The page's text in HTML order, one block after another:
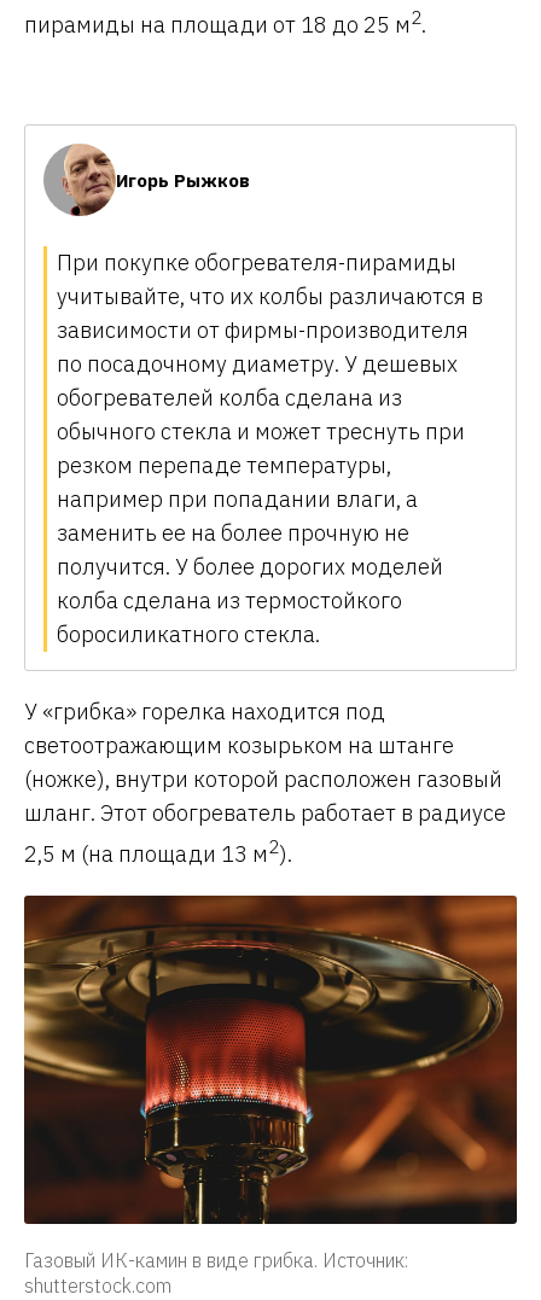
пирамиды на площади от 18 до 25 м2.
Игорь Рыжков
При покупке обогревателя-пирамиды
учитывайте, что их колбы различаются в
зависимости от фирмы-производителя
по посадочному диаметру. У дешевых
обогревателей колба сделана из
обычного стекла и может треснуть при
резком перепаде температуры,
например при попадании влаги, а
заменить ее на более прочную не
получится. У более дорогих моделей
колба сделана из термостойкого
боросиликатного стекла.
У «грибка» горелка находится под
светоотражающим козырьком на штанге
(ножке), внутри которой расположен газовый
шланг. Этот обогреватель работает в радиусе
2,5 м (на площади 13 м2).
Газовый ИК-камин в виде грибка. Источник:
shutterstock.com